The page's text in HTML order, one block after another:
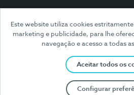
Este website utiliza cookies
marketing e publicidade, para lhe
navegação e acesso a todas
Aceitar todos os
Configurar